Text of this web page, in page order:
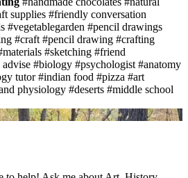
supplies #friendly conversation
#vegetablegarden #pencil drawings
#craft #pencil drawing #crafting
#sketching #friend
#biology #psychologist #anatomy
tutor #indian food #pizza #art
physiology #deserts #middle school